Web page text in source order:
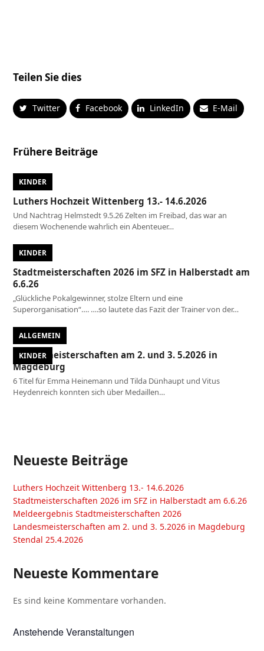
Teilen Sie dies
Twitter Facebook LinkedIn E-Mail
Frühere Beiträge
KINDER
Luthers Hochzeit Wittenberg 13.- 14.6.2026
Und Nachtrag Helmstedt 9.5.26 Zelten im Freibad, das war an
diesem Wochenende wahrlich ein Abenteuer…
KINDER
Stadtmeisterschaften 2026 im SFZ in Halberstadt am
6.6.26
„Glückliche Pokalgewinner, stolze Eltern und eine
Superorganisation“…. ….so lautete das Fazit der Trainer von der…
ALLGEMEIN
KINDER
Landesmeisterschaften am 2. und 3. 5.2026 in
Magdeburg
6 Titel für Emma Heinemann und Tilda Dünhaupt und Vitus
Heydenreich konnten sich über Medaillen…
Neueste Beiträge
Luthers Hochzeit Wittenberg 13.- 14.6.2026
Stadtmeisterschaften 2026 im SFZ in Halberstadt am 6.6.26
Meldeergebnis Stadtmeisterschaften 2026
Landesmeisterschaften am 2. und 3. 5.2026 in Magdeburg
Stendal 25.4.2026
Neueste Kommentare
Es sind keine Kommentare vorhanden.
Anstehende Veranstaltungen